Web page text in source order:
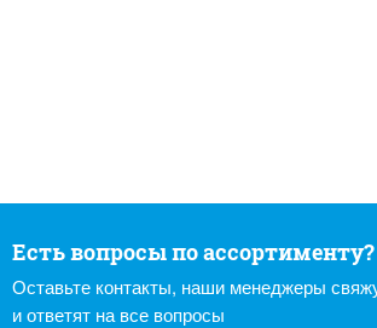
Есть вопросы по ассортименту?
Оставьте контакты, наши менеджеры
и ответят на все вопросы